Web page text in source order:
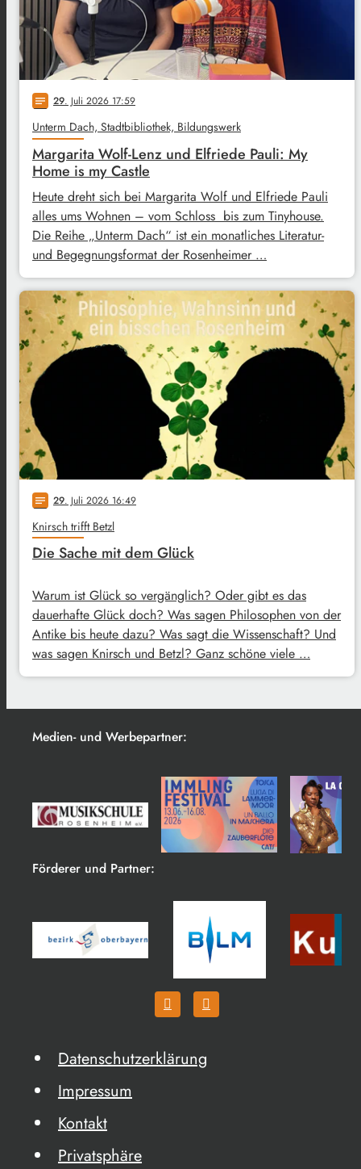
notes 29. Juli 2026 17:59
Unterm Dach, Stadtbibliothek, Bildungswerk
Margarita Wolf-Lenz und Elfriede Pauli: My
Home is my Castle
Heute dreht sich bei Margarita Wolf und Elfriede Pauli
alles ums Wohnen – vom Schloss bis zum Tinyhouse.
Die Reihe „Unterm Dach“ ist ein monatliches Literatur-
und Begegnungsformat der Rosenheimer …
notes 29. Juli 2026 16:49
Knirsch trifft Betzl
Die Sache mit dem Glück
Warum ist Glück so vergänglich? Oder gibt es das
dauerhafte Glück doch? Was sagen Philosophen von der
Antike bis heute dazu? Was sagt die Wissenschaft? Und
was sagen Knirsch und Betzl? Ganz schöne viele …
Medien- und Werbepartner:
Förderer und Partner:
Datenschutzerklärung
Impressum
Kontakt
Privatsphäre